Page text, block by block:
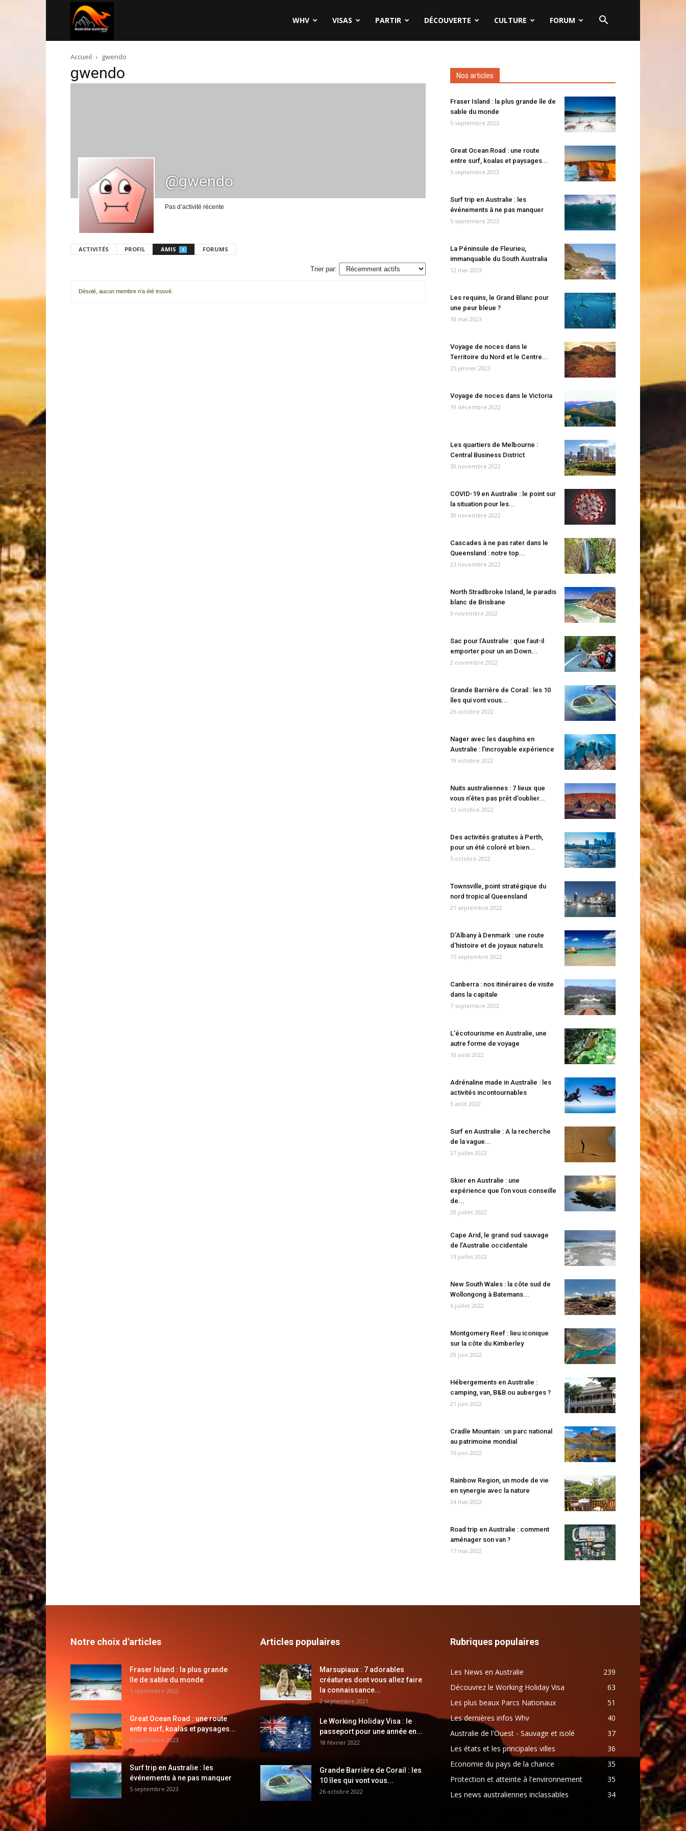
australie.com
WHV VISAS PARTIR DÉCOUVERTE CULTURE FORUM
Accueil gwendo
gwendo
@gwendo
Pas d’activité récente
ACTIVITÉS PROFIL AMIS 1 FORUMS
Trier par:
Désolé, aucun membre n'a été trouvé.
Nos articles
Fraser Island : la plus grande île de
sable du monde
5 septembre 2023
Great Ocean Road : une route
entre surf, koalas et paysages...
5 septembre 2023
Surf trip en Australie : les
événements à ne pas manquer
5 septembre 2023
La Péninsule de Fleurieu,
immanquable du South Australia
12 mai 2023
Les requins, le Grand Blanc pour
une peur bleue ?
10 mai 2023
Voyage de noces dans le
Territoire du Nord et le Centre...
25 janvier 2023
Voyage de noces dans le Victoria
19 décembre 2022
Les quartiers de Melbourne :
Central Business District
30 novembre 2022
COVID-19 en Australie : le point sur
la situation pour les...
30 novembre 2022
Cascades à ne pas rater dans le
Queensland : notre top...
23 novembre 2022
North Stradbroke Island, le paradis
blanc de Brisbane
9 novembre 2022
Sac pour l’Australie : que faut-il
emporter pour un an Down...
2 novembre 2022
Grande Barrière de Corail : les 10
îles qui vont vous...
26 octobre 2022
Nager avec les dauphins en
Australie : l’incroyable expérience
19 octobre 2022
Nuits australiennes : 7 lieux que
vous n’êtes pas prêt d’oublier...
12 octobre 2022
Des activités gratuites à Perth,
pour un été coloré et bien...
5 octobre 2022
Townsville, point stratégique du
nord tropical Queensland
21 septembre 2022
D’Albany à Denmark : une route
d’histoire et de joyaux naturels
15 septembre 2022
Canberra : nos itinéraires de visite
dans la capitale
7 septembre 2022
L’écotourisme en Australie, une
autre forme de voyage
10 août 2022
Adrénaline made in Australie : les
activités incontournables
3 août 2022
Surf en Australie : A la recherche
de la vague...
27 juillet 2022
Skier en Australie : une
expérience que l’on vous conseille
de...
20 juillet 2022
Cape Arid, le grand sud sauvage
de l’Australie occidentale
13 juillet 2022
New South Wales : la côte sud de
Wollongong à Batemans...
6 juillet 2022
Montgomery Reef : lieu iconique
sur la côte du Kimberley
29 juin 2022
Hébergements en Australie :
camping, van, B&B ou auberges ?
21 juin 2022
Cradle Mountain : un parc national
au patrimoine mondial
16 juin 2022
Rainbow Region, un mode de vie
en synergie avec la nature
24 mai 2022
Road trip en Australie : comment
aménager son van ?
17 mai 2022
Notre choix d'articles
Fraser Island : la plus grande
île de sable du monde
5 septembre 2023
Great Ocean Road : une route
entre surf, koalas et paysages...
5 septembre 2023
Surf trip en Australie : les
événements à ne pas manquer
5 septembre 2023
Articles populaires
Marsupiaux : 7 adorables
créatures dont vous allez faire
la connaissance...
2 septembre 2021
Le Working Holiday Visa : le
passeport pour une année en...
18 février 2022
Grande Barrière de Corail : les
10 îles qui vont vous...
26 octobre 2022
Rubriques populaires
Les News en Australie
239
Découvrez le Working Holiday Visa
63
Les plus beaux Parcs Nationaux
51
Les dernières infos Whv
40
Australie de l'Ouest - Sauvage et isolé
37
Les états et les principales villes
36
Economie du pays de la chance
35
Protection et atteinte à l'environnement
35
Les news australiennes inclassables
34